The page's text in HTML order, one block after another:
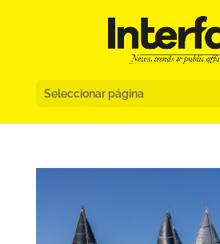
Seleccionar página